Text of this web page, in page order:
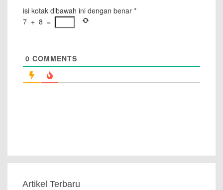
isi kotak dibawah ini dengan benar *
7 + 8 =
0 COMMENTS
Artikel Terbaru